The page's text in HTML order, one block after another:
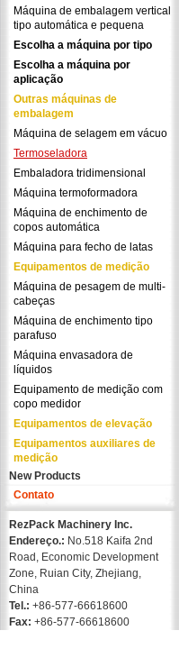
Máquina de embalagem vertical
tipo automática e pequena
Escolha a máquina por tipo
Escolha a máquina por
aplicação
Outras máquinas de
embalagem
Máquina de selagem em vácuo
Termoseladora
Embaladora tridimensional
Máquina termoformadora
Máquina de enchimento de
copos automática
Máquina para fecho de latas
Equipamentos de medição
Máquina de pesagem de multi-
cabeças
Máquina de enchimento tipo
parafuso
Máquina envasadora de
líquidos
Equipamento de medição com
copo medidor
Equipamentos de elevação
Equipamentos auxiliares de
medição
New Products
Contato
RezPack Machinery Inc.
Endereço.: No.518 Kaifa 2nd
Road, Economic Development
Zone, Ruian City, Zhejiang,
China
Tel.: +86-577-66618600
Fax: +86-577-66618600